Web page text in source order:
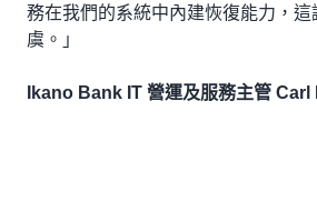
務在我們的系統中內建恢復能力，
虞。」
Ikano Bank IT 營運及服務主管